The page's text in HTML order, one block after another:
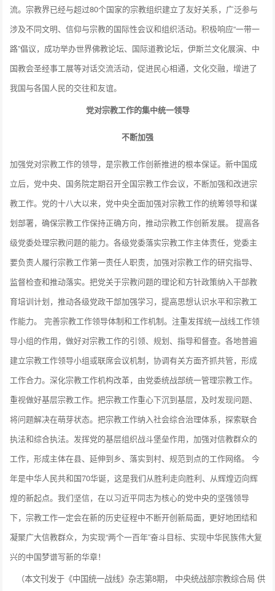
流。宗教界已经与超过80个国家的宗教组织建立了友好关系，广泛参与
涉及不同文明、信仰与宗教的国际性会议和组织活动。积极响应“一带一
路”倡议，成功举办世界佛教论坛、国际道教论坛，伊斯兰文化展演、中
国教会圣经事工展等对话交流活动，促进民心相通，文化交融，增进了
我国与各国人民的交往和友谊。
党对宗教工作的集中统一领导
不断加强
加强党对宗教工作的领导，是宗教工作创新推进的根本保证。新中国成
立后，党中央、国务院定期召开全国宗教工作会议，不断加强和改进宗
教工作。党的十八大以来，党中央全面加强对宗教工作的统筹领导和谋
划部署，确保宗教工作保持正确方向，推动宗教工作创新发展。 提高各
级党委处理宗教问题的能力。各级党委落实宗教工作主体责任，党委主
要负责人履行宗教工作第一责任人职责，加强对宗教工作的研究指导、
监督检查和推动落实。把党关于宗教问题的理论和方针政策纳入干部教
育培训计划，推动各级党政干部加强学习，提高思想认识水平和宗教工
作能力。 完善宗教工作领导体制和工作机制。注重发挥统一战线工作领
导小组的作用，做好对宗教工作的引领、规划、指导和督查。各地普遍
建立宗教工作领导小组或联席会议机制，协调有关方面齐抓共管，形成
工作合力。深化宗教工作机构改革，由党委统战部统一管理宗教工作。
重视做好基层宗教工作。把宗教工作重心下沉到基层，及时发现问题、
将问题解决在萌芽状态。把宗教工作纳入社会综合治理体系，探索联合
执法和综合执法。发挥党的基层组织战斗堡垒作用，加强对信教群众的
工作，形成主体在县、延伸到乡、落实到村、规范到点的工作网络。 今
年是中华人民共和国70华诞，这是我们从胜利走向胜利、从辉煌迈向辉
煌的新起点。我们坚信，在以习近平同志为核心的党中央的坚强领导
下，宗教工作一定会在新的历史征程中不断开创新局面，更好地团结和
凝聚广大信教群众，为实现“两个一百年”奋斗目标、实现中华民族伟大复
兴的中国梦谱写新的华章！
（本文刊发于《中国统一战线》杂志第8期， 中央统战部宗教综合局 供